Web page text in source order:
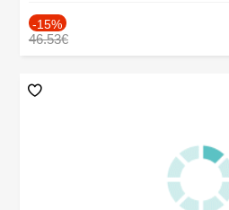
-15%
46.53€